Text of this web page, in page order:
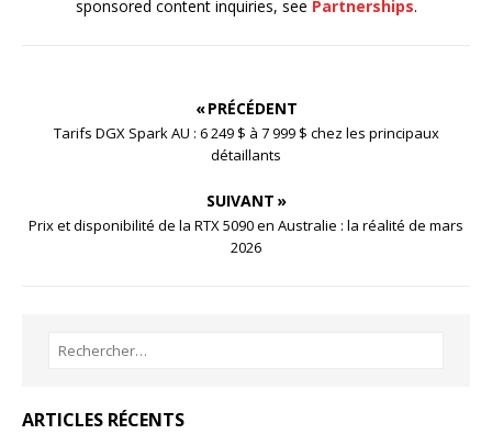
sponsored content inquiries, see Partnerships.
« PRÉCÉDENT
Tarifs DGX Spark AU : 6 249 $ à 7 999 $ chez les principaux
détaillants
SUIVANT »
Prix et disponibilité de la RTX 5090 en Australie : la réalité de mars
2026
ARTICLES RÉCENTS